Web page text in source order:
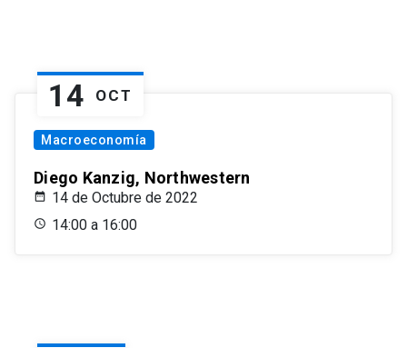
14 OCT
Macroeconomía
Diego Kanzig, Northwestern
14 de Octubre de 2022
14:00 a 16:00